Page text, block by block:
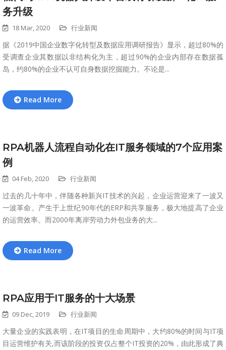
务升级
18 Mar, 2020 行业新闻
据《2019中国企业数字化转型及数据应用调研报告》显示，超过80%的
受调查企业其数据以非结构化为主，超过90%的企业内部存在数据孤
岛，约80%的企业不认可自身数据挖掘能力。不论是...
Read More
RPA机器人流程自动化在IT服务领域的7个应用案
例
04 Feb, 2020 行业新闻
过去的几十年中，伴随各种新兴IT技术的兴起，企业运营迎来了一波又
一波革命。产生于上世纪90年代的ERP和共享服务，极大地提高了企业
的运营效率。而2000年离岸劳动力外包业务的大...
Read More
RPA应用于IT服务的十大场景
09 Dec, 2019 行业新闻
大量企业的实践表明，在IT项目的生命周期中，大约80%的时间与IT项
目运营维护有关,而该阶段的投资仅占整个IT投资的20%，由此形成了典